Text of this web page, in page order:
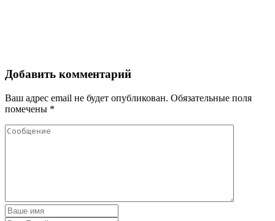
Добавить комментарий
Ваш адрес email не будет опубликован. Обязательные поля
помечены *